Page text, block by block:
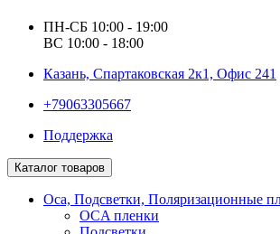
ПН-СБ 10:00 - 19:00
ВС 10:00 - 18:00
Казань, Спартаковская 2к1, Офис 241
+79063305667
Поддержка
Каталог товаров
Oca, Подсветки, Поляризационные
OCA пленки